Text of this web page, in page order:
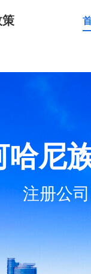
哈尼
注册公